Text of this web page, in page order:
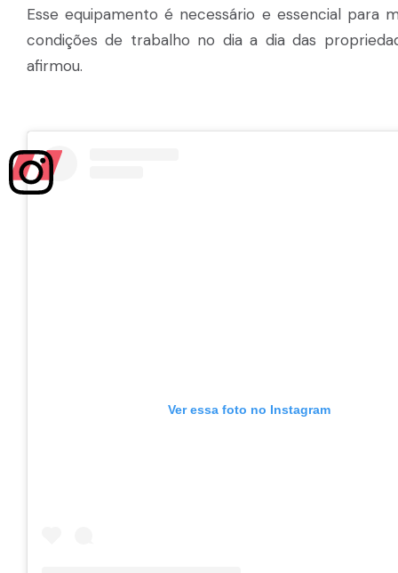
Esse equipamento é necessário e essencial para
condições de trabalho no dia a dia das
afirmou.
Ver essa foto no Instagram